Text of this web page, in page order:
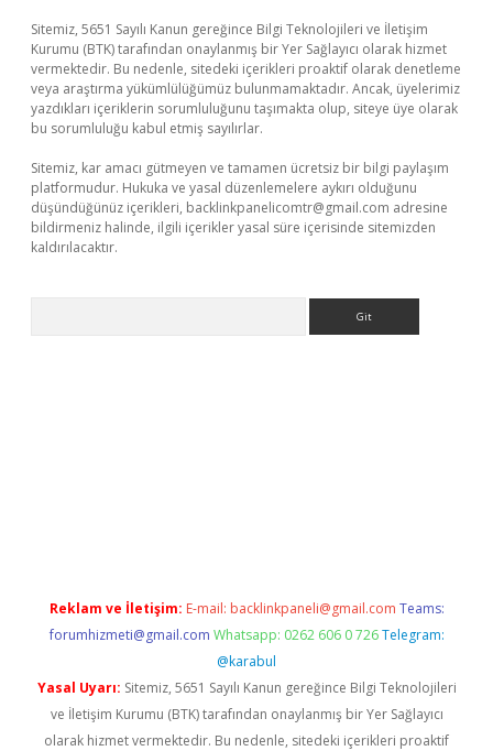
Sitemiz, 5651 Sayılı Kanun gereğince Bilgi Teknolojileri ve İletişim
Kurumu (BTK) tarafından onaylanmış bir Yer Sağlayıcı olarak hizmet
vermektedir. Bu nedenle, sitedeki içerikleri proaktif olarak denetleme
veya araştırma yükümlülüğümüz bulunmamaktadır. Ancak, üyelerimiz
yazdıkları içeriklerin sorumluluğunu taşımakta olup, siteye üye olarak
bu sorumluluğu kabul etmiş sayılırlar.
Sitemiz, kar amacı gütmeyen ve tamamen ücretsiz bir bilgi paylaşım
platformudur. Hukuka ve yasal düzenlemelere aykırı olduğunu
düşündüğünüz içerikleri, backlinkpanelicomtr@gmail.com adresine
bildirmeniz halinde, ilgili içerikler yasal süre içerisinde sitemizden
kaldırılacaktır.
Reklam ve İletişim: E-mail: backlinkpaneli@gmail.com Teams:
forumhizmeti@gmail.com Whatsapp: 0262 606 0 726 Telegram:
@karabul
Yasal Uyarı: Sitemiz, 5651 Sayılı Kanun gereğince Bilgi Teknolojileri
ve İletişim Kurumu (BTK) tarafından onaylanmış bir Yer Sağlayıcı
olarak hizmet vermektedir. Bu nedenle, sitedeki içerikleri proaktif